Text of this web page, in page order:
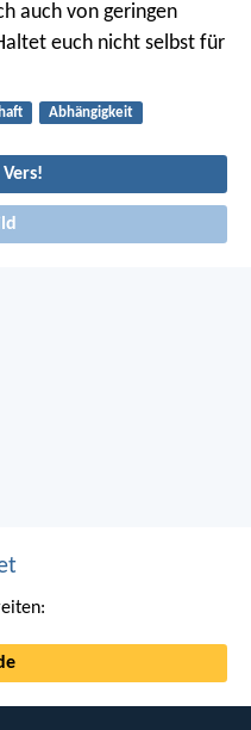
auch von geringen
euch nicht selbst für
Abhängigkeit